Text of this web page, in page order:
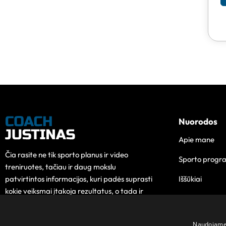
Čia rasite ne tik sporto planus ir video
treniruotes, tačiau ir daug mokslu
patvirtintos informacijos, kuri padės suprasti
kokie veiksmai įtakoja rezultatus, o tada ir
Nuorodos
Apie mane
Sporto
Iššūkiai